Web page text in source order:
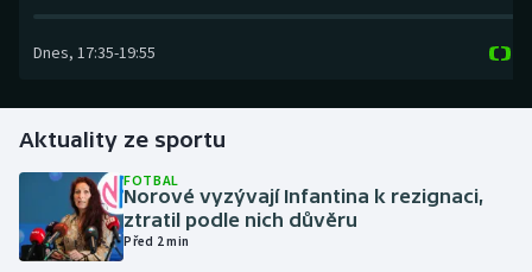
Golf
Gymnastika
Házená
Dnes, 17:35-19:55
Aktuality ze sportu
FOTBAL
Norové vyzývají Infantina k rezignaci,
ztratil podle nich důvěru
Před 2 min